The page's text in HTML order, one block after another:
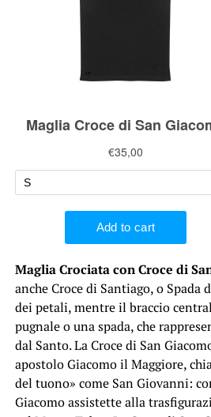
Maglia Crociata con Croce di
anche Croce di Santiago, o Spada
dei petali, mentre il braccio
pugnale o una spada, che
dal Santo. La Croce di San
apostolo Giacomo il Maggiore,
del tuono» come San Giovanni:
Giacomo assistette alla